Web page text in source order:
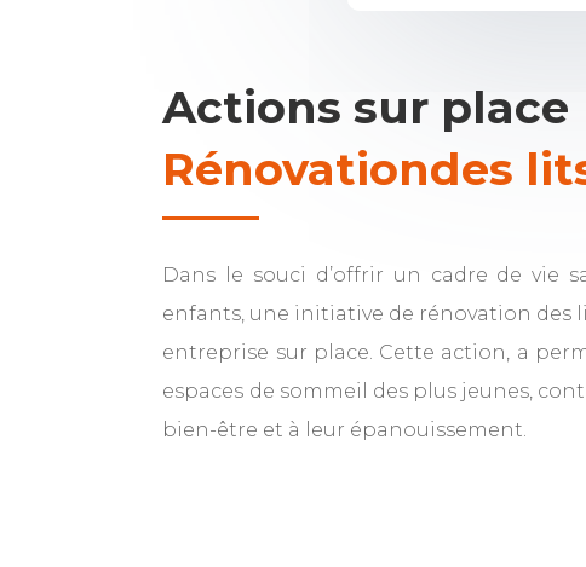
Actions sur place
Rénovationdes
Dans le souci d’offrir un cadre de vie
enfants, une initiative de rénovation des
entreprise sur place. Cette action, a
espaces de sommeil des plus jeunes,
bien-être et à leur épanouissement.